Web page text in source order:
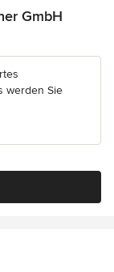
GmbH
werden Sie